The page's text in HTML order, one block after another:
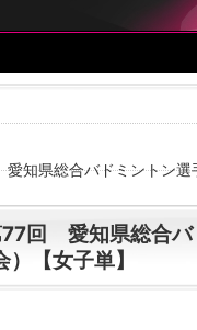
県総合バドミントン選
回 愛知県総合バ
【女子単】